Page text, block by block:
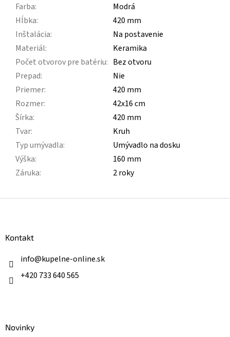
Farba:
Modrá
Hĺbka:
420 mm
Inštalácia:
Na postavenie
Materiál:
Keramika
Počet otvorov pre batériu: Bez otvoru
Prepad:
Nie
Priemer:
420 mm
Rozmer:
42x16 cm
Šírka:
420 mm
Tvar:
Kruh
Typ umývadla:
Umývadlo na dosku
Výška:
160 mm
Záruka: 2 roky
Kontakt
info@kupelne-online.sk
+420 733 640 565
Novinky